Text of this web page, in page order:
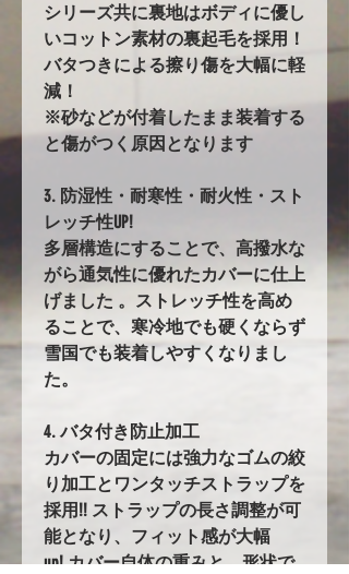
シリーズ共に裏地はボディに優し
いコットン素材の裏起毛を採用！
バタつきによる擦り傷を大幅に軽
減！
※砂などが付着したまま装着する
と傷がつく原因となります
3. 防湿性・耐寒性・耐火性・スト
レッチ性UP!
多層構造にすることで、高撥水な
がら通気性に優れたカバーに仕上
げました 。ストレッチ性を高め
ることで、寒冷地でも硬くならず
雪国でも装着しやすくなりまし
た。
4. バタ付き防止加工
カバーの固定には強力なゴムの絞
り加工とワンタッチストラップを
採用!! ストラップの長さ調整が可
能となり、フィット感が大幅
up! カバー自体の重みと、形状で